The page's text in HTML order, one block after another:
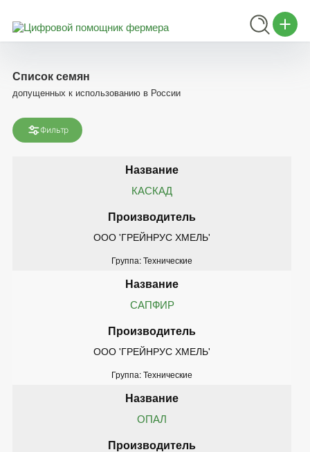
Список семян
допущенных к использованию в России
Фильтр
КАСКАД
ООО 'ГРЕЙНРУС ХМЕЛЬ'
Группа: Технические
САПФИР
ООО 'ГРЕЙНРУС ХМЕЛЬ'
Группа: Технические
ОПАЛ